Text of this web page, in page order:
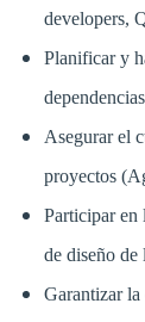
developers,
Planificar y
Asegurar el
proyectos
Participar en
de diseño de
Garantizar la